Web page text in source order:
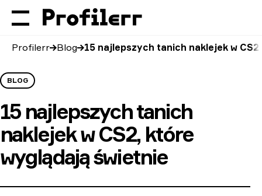
Profilerr Blog 15 najlepszych tanich naklejek w
BLOG
15 najlepszych tanich
naklejek w CS2, które
wyglądają świetnie